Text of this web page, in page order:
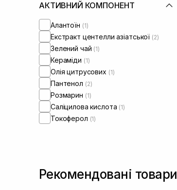
барʼєром (+1)
мікробіомом
АКТИВНИЙ КОМПОНЕНТ
Алантоїн (1)
Екстракт центелли азіатської (2)
Зелений чай (1)
Кераміди (1)
Олія цитрусових (1)
Пантенол (2)
Розмарин (1)
Саліцилова кислота (1)
Токоферол (1)
Рекомендовані товари